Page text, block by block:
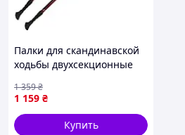
Палки для скандинавской
ходьбы двухсекционные
телескопические
трекинговые палки с
быстросъемным темляком
1 159 ₴
1 359₴
Купить